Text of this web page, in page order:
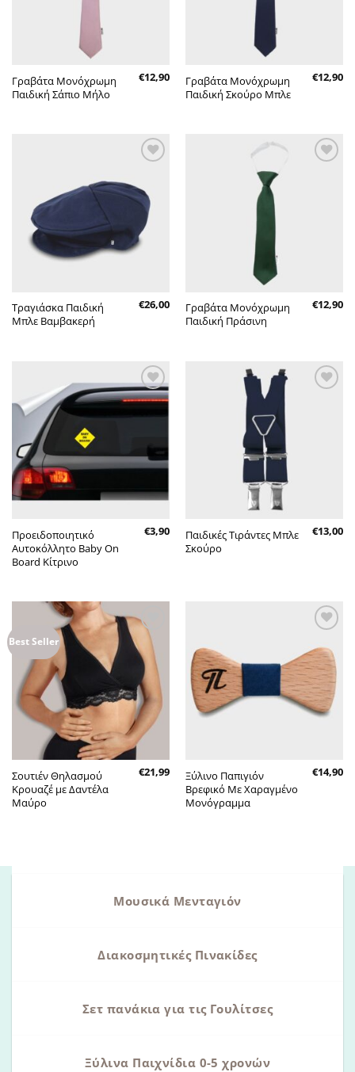
Γραβάτα Μονόχρωμη
Παιδική Σάπιο Μήλο
€12,90
Γραβάτα Μονόχρωμη
Παιδική Σκούρο Μπλε
€12,90
στην λίστα
επιθυμητών
Τραγιάσκα Παιδική
Μπλε Βαμβακερή
€26,00
Γραβάτα Μονόχρωμη
Παιδική Πράσινη
€12,90
Πρόσθήκη
Προειδοποιητικό
Αυτοκόλλητο Baby On
Board Κίτρινο
€3,90
επιθυμητών
Παιδικές Τιράντες Μπλε
Σκούρο
€13,00
Best Seller
Πρόσθήκη
στην λίστα
επιθυμητών
Σουτιέν Θηλασμού
Κρουαζέ με Δαντέλα
Μαύρο
€21,99
στην λίστα
επιθυμητών
Ξύλινο Παπιγιόν
Βρεφικό Με Χαραγμένο
Μονόγραμμα
€14,90
Μουσικά Μενταγιόν
Διακοσμητικές Πινακίδες
Σετ πανάκια για τις Γουλίτσες
Ξύλινα Παιχνίδια 0-5 χρονών